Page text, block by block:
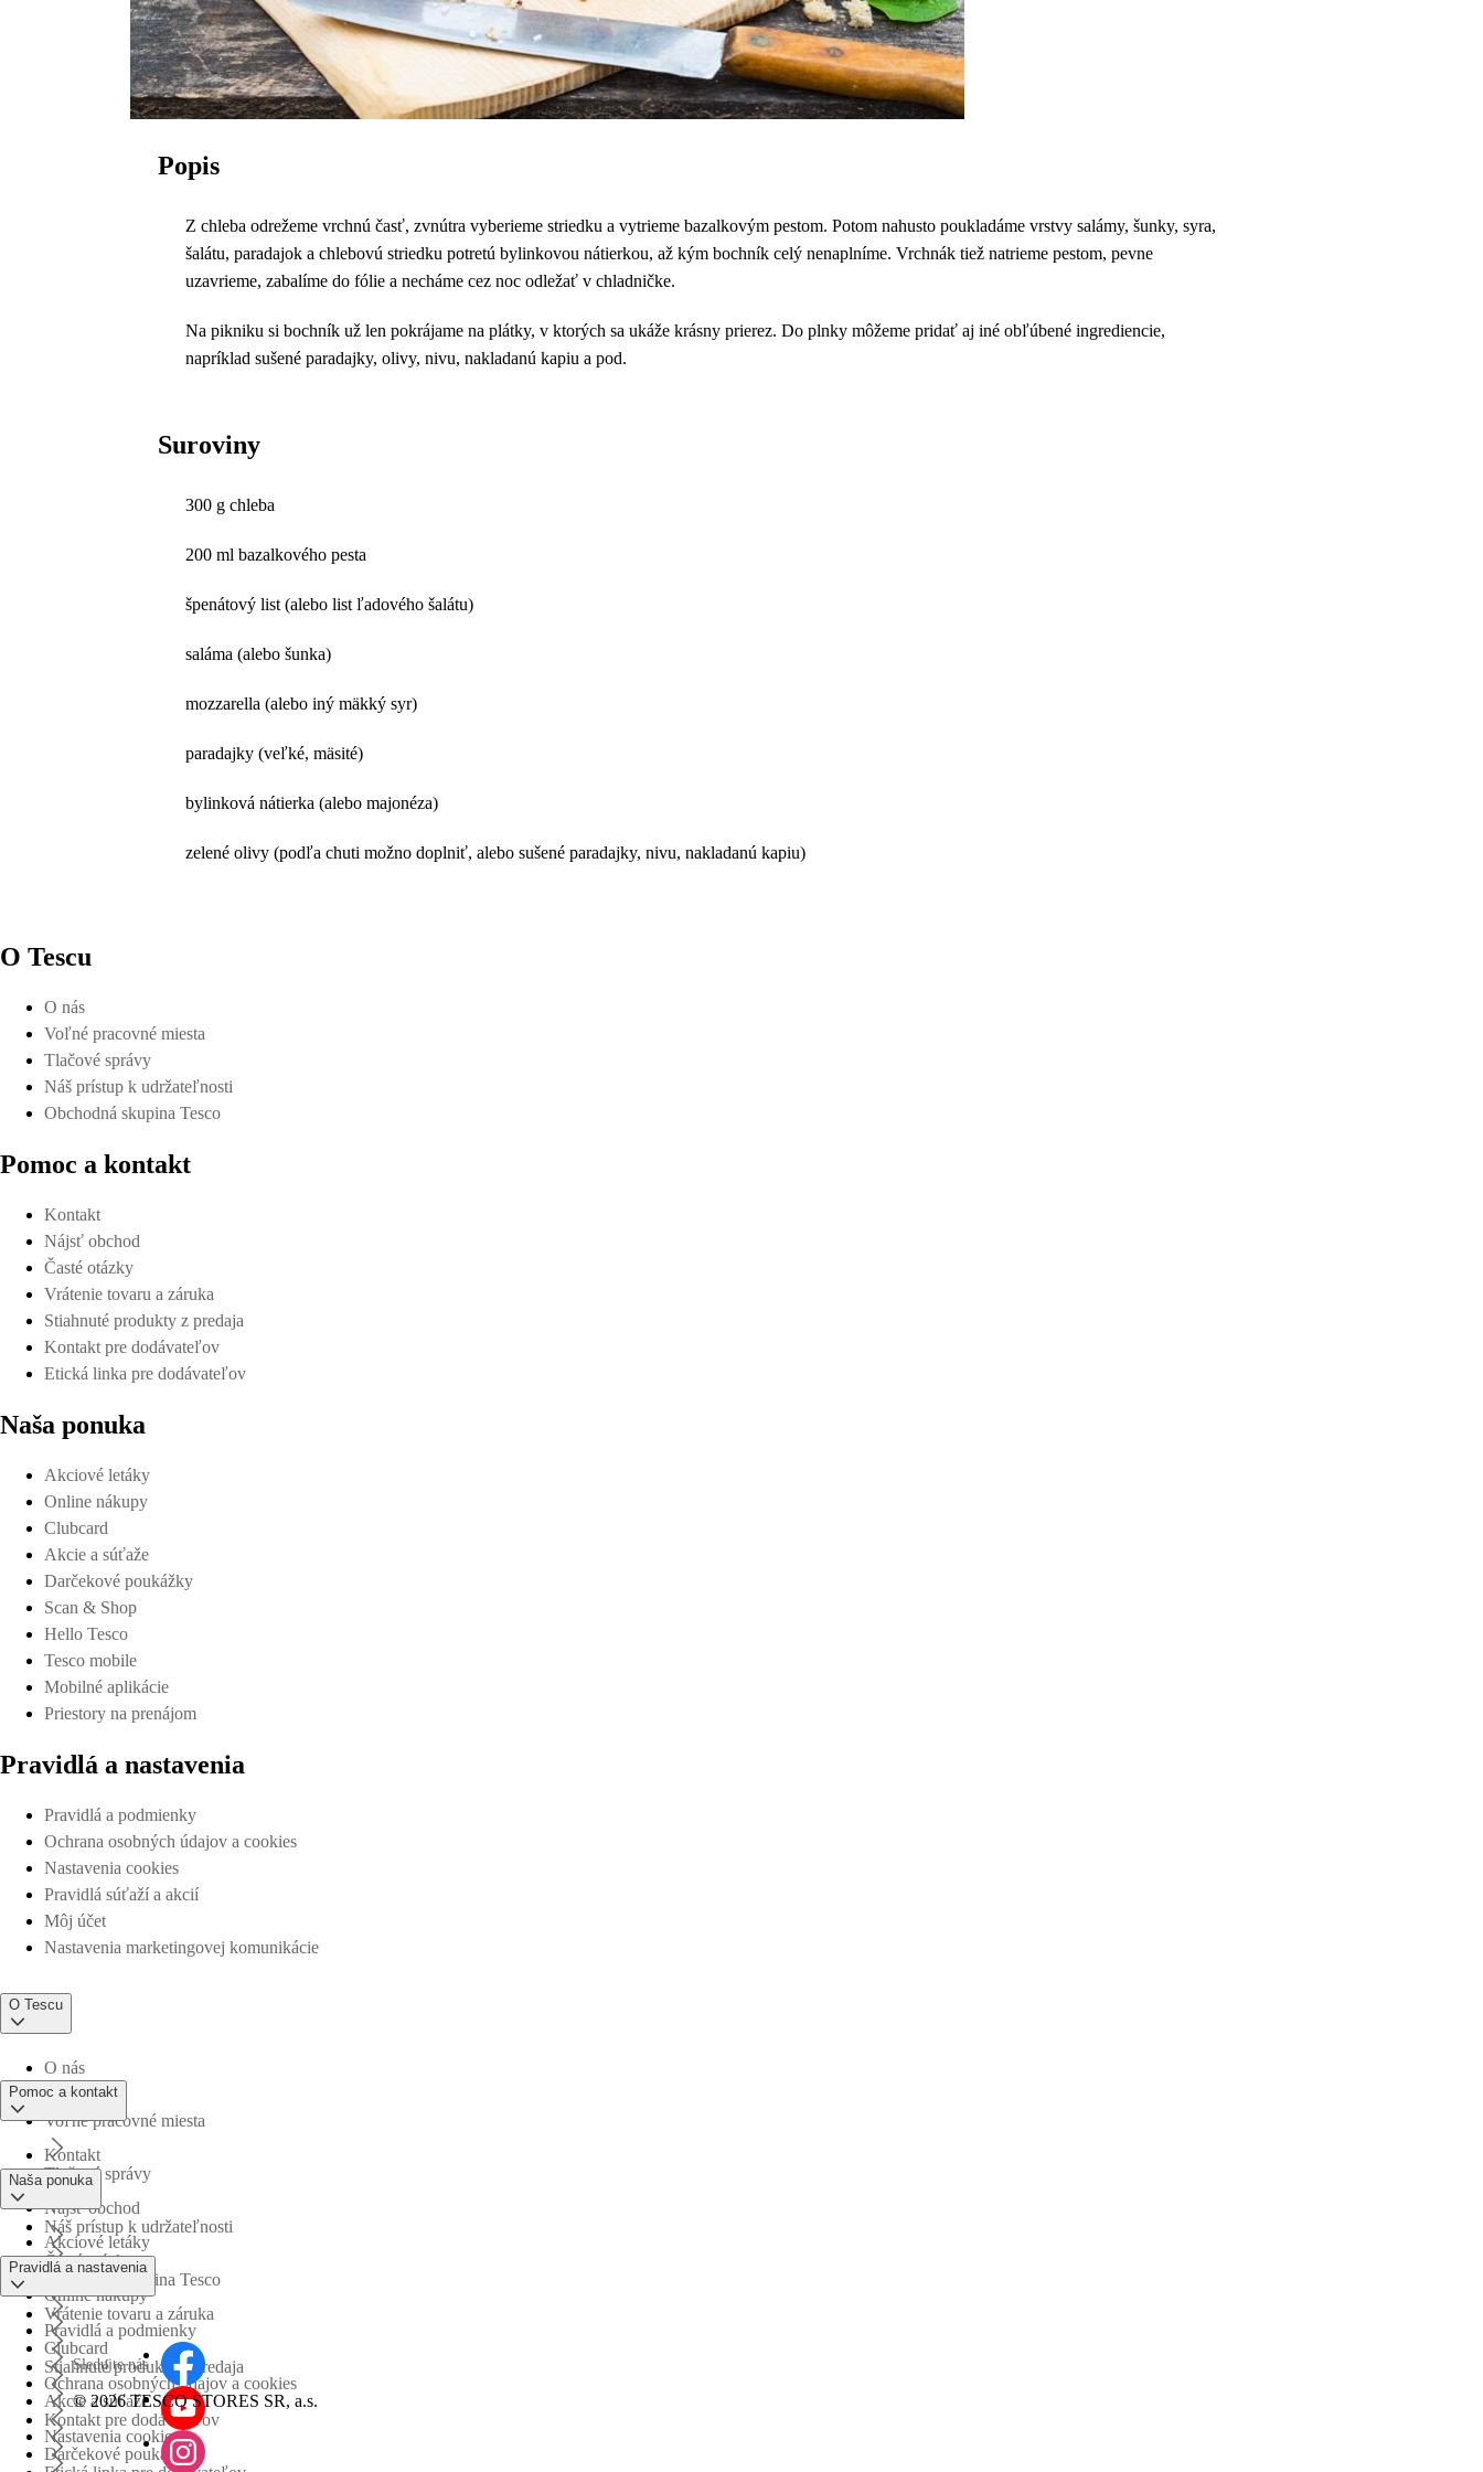
Popis
Z chleba odrežeme vrchnú časť, zvnútra vyberieme striedku a vytrieme bazalkovým pestom. Potom nahusto poukladáme vrstvy salámy, šunky, syra,
šalátu, paradajok a chlebovú striedku potretú bylinkovou nátierkou, až kým bochník celý nenaplníme. Vrchnák tiež natrieme pestom, pevne
uzavrieme, zabalíme do fólie a necháme cez noc odležať v chladničke.
Na pikniku si bochník už len pokrájame na plátky, v ktorých sa ukáže krásny prierez. Do plnky môžeme pridať aj iné obľúbené ingrediencie,
napríklad sušené paradajky, olivy, nivu, nakladanú kapiu a pod.
Suroviny
300 g chleba
200 ml bazalkového pesta
špenátový list (alebo list ľadového šalátu)
saláma (alebo šunka)
mozzarella (alebo iný mäkký syr)
paradajky (veľké, mäsité)
bylinková nátierka (alebo majonéza)
zelené olivy (podľa chuti možno doplniť, alebo sušené paradajky, nivu, nakladanú kapiu)
O Tescu
O nás
Voľné pracovné miesta
Tlačové správy
Náš prístup k udržateľnosti
Obchodná skupina Tesco
Pomoc a kontakt
Kontakt
Nájsť obchod
Časté otázky
Vrátenie tovaru a záruka
Stiahnuté produkty z predaja
Kontakt pre dodávateľov
Etická linka pre dodávateľov
Naša ponuka
Akciové letáky
Online nákupy
Clubcard
Akcie a súťaže
Darčekové poukážky
Scan & Shop
Hello Tesco
Tesco mobile
Mobilné aplikácie
Priestory na prenájom
Pravidlá a nastavenia
Pravidlá a podmienky
Ochrana osobných údajov a cookies
Nastavenia cookies
Pravidlá súťaží a akcií
Môj účet
Nastavenia marketingovej komunikácie
O Tescu
O nás
Voľné pracovné miesta
Tlačové správy
Náš prístup k udržateľnosti
Obchodná skupina Tesco
Pomoc a kontakt
Kontakt
Nájsť obchod
Časté otázky
Vrátenie tovaru a záruka
Stiahnuté produkty z predaja
Kontakt pre dodávateľov
Naša ponuka
Akciové letáky
Online nákupy
Clubcard
Akcie a súťaže
Darčekové poukážky
Pravidlá a nastavenia
Pravidlá a podmienky
Ochrana osobných údajov a cookies
Nastavenia cookies
Sledujte nás
© 2026 TESCO STORES SR, a.s.